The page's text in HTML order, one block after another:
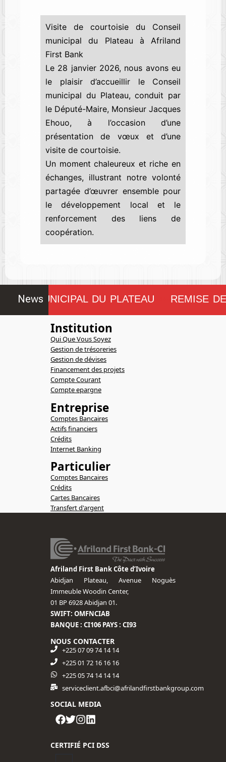
Visite de courtoisie du Conseil
municipal du Plateau à Afriland
First Bank
Le 28 janvier 2026, nous avons eu
le plaisir d’accueillir le Conseil
municipal du Plateau, conduit par
le Député-Maire, Monsieur Jacques
Ehouo, à l’occasion d’une
présentation de vœux et d’une
visite de courtoisie.
Un moment chaleureux et riche en
échanges, illustrant notre volonté
partagée d’œuvrer ensemble pour
le développement local et le
renforcement des liens de
coopération.
News
MUNICIPAL DU PLATEAU!!!!!!!! REMISE
Institution
Qui Que Vous Soyez
Gestion de trésoreries
Gestion de dévises
Financement des projets
Compte Courant
Compte epargne
Entreprise
Comptes Bancaires
Actifs financiers
Crédits
Internet Banking
Particulier
Comptes Bancaires
Crédits
Cartes Bancaires
Transfert d'argent
Afriland First Bank Côte d’Ivoire
Abidjan Plateau, Avenue Noguès
Immeuble Woodin Center,
01 BP 6928 Abidjan 01.
SWIFT: OMFNCIAB
BANQUE : CI106 PAYS : CI93
NOUS CONTACTER
+225 07 09 74 14 14
+225 01 72 16 16 16​
+225 05 74 14 14 14
serviceclient.afbci@afrilandfirstbankgroup.com
SOCIAL MEDIA
CERTIFIÉ PCI DSS